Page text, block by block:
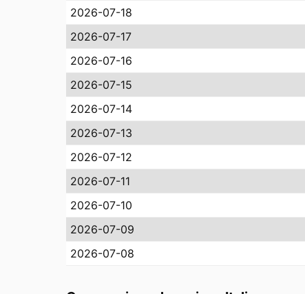
2026-07-18
2026-07-17
2026-07-16
2026-07-15
2026-07-14
2026-07-13
2026-07-12
2026-07-11
2026-07-10
2026-07-09
2026-07-08